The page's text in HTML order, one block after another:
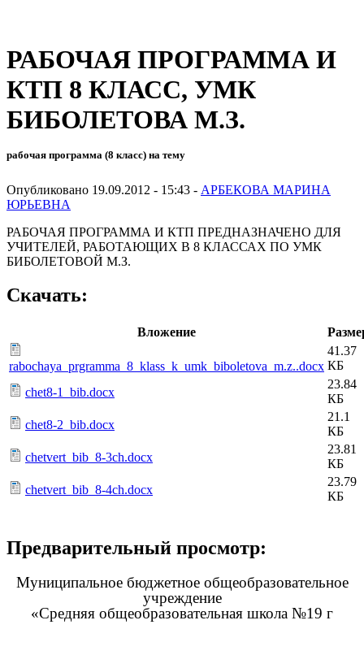
РАБОЧАЯ ПРОГРАММА И
КТП 8 КЛАСС, УМК
БИБОЛЕТОВА М.З.
рабочая программа (8 класс) на тему
Опубликовано 19.09.2012 - 15:43 - АРБЕКОВА МАРИНА
ЮРЬЕВНА
РАБОЧАЯ ПРОГРАММА И КТП ПРЕДНАЗНАЧЕНО ДЛЯ
УЧИТЕЛЕЙ, РАБОТАЮЩИХ В 8 КЛАССАХ ПО УМК
БИБОЛЕТОВОЙ М.З.
Скачать:
Вложение
rabochaya_prgramma_8_klass_k_umk_biboletova_m.z..docx
41.37
КБ
chet8-1_bib.docx
23.84
КБ
chet8-2_bib.docx
21.1
КБ
chetvert_bib_8-3ch.docx
23.81
КБ
chetvert_bib_8-4ch.docx
23.79
КБ
Предварительный просмотр:
Муниципальное бюджетное общеобразовательное
учреждение
«Средняя общеобразовательная школа №19 г